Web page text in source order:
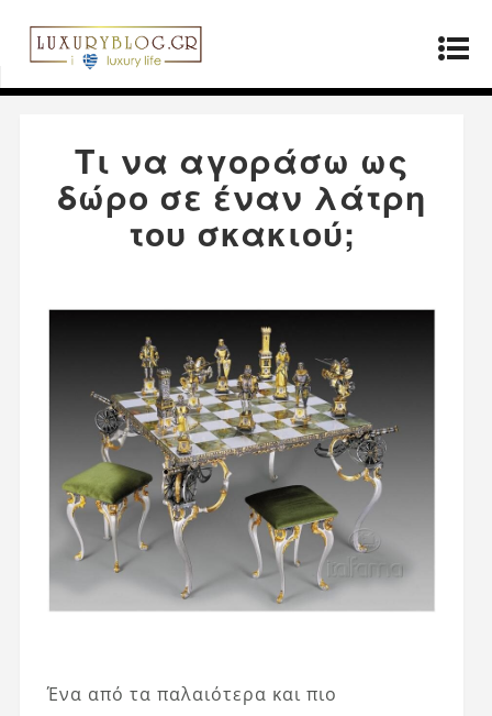
Αρχική σελίδα»Προϊόντα
Τι να αγοράσω ως
δώρο σε έναν λάτρη του σκακιού;
Τι να αγοράσω ως
δώρο σε έναν λάτρη
του σκακιού;
Ένα από τα παλαιότερα και πιο